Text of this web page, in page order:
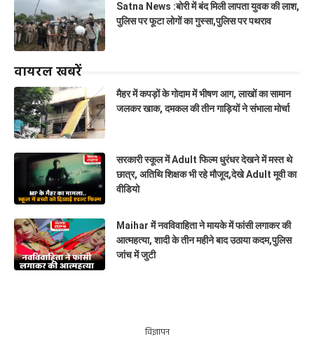
Satna News :बोरी में बंद मिली लापता युवक की लाश,
पुलिस पर फूटा लोगों का गुस्सा,पुलिस पर पथराव
वायरल खबरें
मैहर में कपड़ों के गोदाम में भीषण आग, लाखों का सामान
जलकर खाक, दमकल की तीन गाड़ियों ने संभाला मोर्चा
सरकारी स्कूल में Adult फिल्म धुरंधर देखने में मस्त थे
छात्र, अतिथि शिक्षक भी रहे मौजूद,देखे Adult मूवी का
वीडियो
Maihar में नवविवाहिता ने मायके में फांसी लगाकर की
आत्महत्या, शादी के तीन महीने बाद उठाया कदम,पुलिस
जांच में जुटी
विज्ञापन